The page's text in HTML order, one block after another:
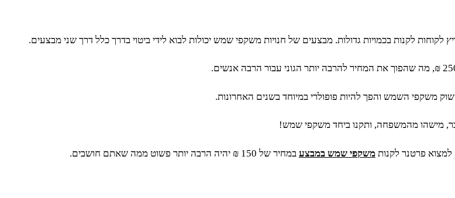
לקנות בכמויות גדולות. מבצעים של חנויות משקפי שמש יכולות לבוא לידי ביטוי בדרך כלל דרך שני מבצעים.
מישהו מהמשפחה, ותקנו ביחד משקפי שמש!
פרטנר לקנות משקפי שמש במבצע במחיר של 150 ₪ יהיה הרבה יותר פשוט ממה שאתם חושבים.